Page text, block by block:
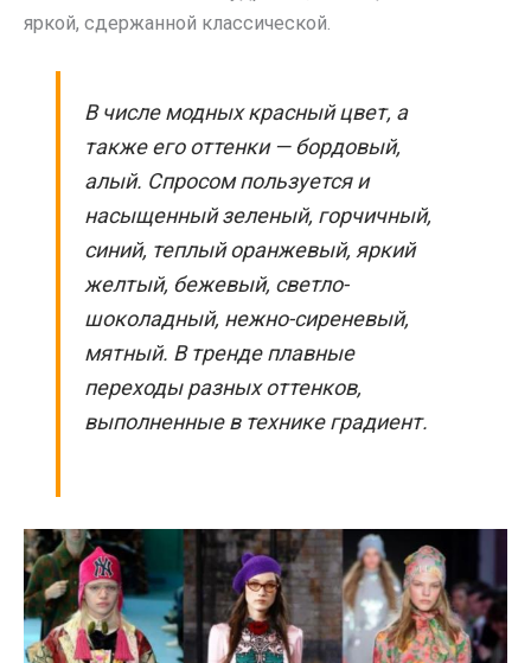
яркой, сдержанной классической.
В числе модных красный цвет, а
также его оттенки — бордовый,
алый. Спросом пользуется и
насыщенный зеленый, горчичный,
синий, теплый оранжевый, яркий
желтый, бежевый, светло-
шоколадный, нежно-сиреневый,
мятный. В тренде плавные
переходы разных оттенков,
выполненные в технике градиент.